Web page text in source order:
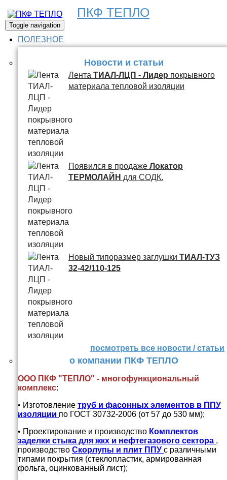
ПКФ ТЕПЛО
Toggle navigation
ПОЛЕЗНОЕ
Новости и статьи
Лента ТИАЛ-ЛЦП - Лидер покрывного
материала тепловой изоляции
Появился в продаже Локатор
ТЕРМОЛАЙН для СОДК.
Новый типоразмер заглушки ТИАЛ-ТУЗ
32-42/110-125
посмотреть все новости / статьи
о компании ПКФ ТЕПЛО
ООО ПКФ "ТЕПЛО" - многофункциональный
комплекс:
• Изготовление труб и фасонных элементов в ППУ
изоляции по ГОСТ 30732-2006 (от 57 до 530 мм);
• Проектирование и производство Комплектов
заделки стыка для жкх и нефтегазового сектора ,
производство Скорлупы и плит ППУ с различными
типами покрытия (стеклопластик, армированная
фольга, оцинкованный лист);